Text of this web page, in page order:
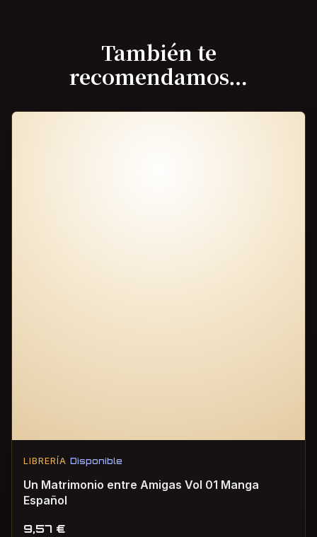
También te
recomendamos…
LIBRERÍA Disponible
Un Matrimonio entre Amigas Vol 01 Manga
Español
9,57 €